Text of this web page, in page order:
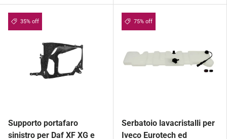
35% off
Supporto portafaro
sinistro per Daf XF XG e
75% off
Serbatoio lavacristalli per
Iveco Eurotech ed